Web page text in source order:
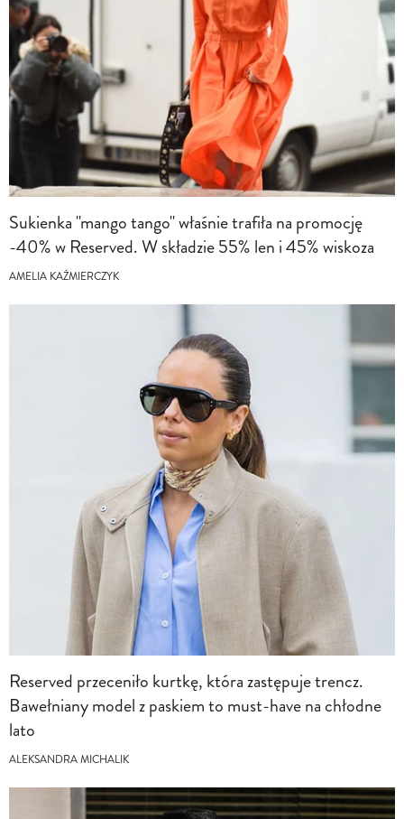
Sukienka "mango tango" właśnie trafiła na promocję
-40% w Reserved. W składzie 55% len i 45% wiskoza
AMELIA KAŹMIERCZYK
Reserved przeceniło kurtkę, która zastępuje trencz.
Bawełniany model z paskiem to must-have na chłodne
lato
ALEKSANDRA MICHALIK